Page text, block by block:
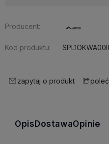
Producent:
Kod produktu:
zapytaj o produkt
OpisDostawaOpinie